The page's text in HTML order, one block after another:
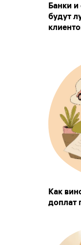
Банки и
будут
Как
доплат